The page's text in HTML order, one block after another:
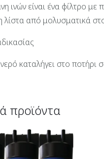
ινών είναι ένα φίλτρο
λίστα από μολυσματικά
καταλήγει στο
προϊόντα